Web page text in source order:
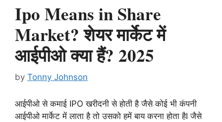
Ipo Means in Share
Market? शेयर मार्केट में
आईपीओ क्या हैं? 2025
by Tonny Johnson
आईपीओ से कमाई IPO खरीदनी से होती है जैसे कोई भी कंपनी
आईपीओ मार्केट में लाता है तो उसको हमें बाय करना होता हैI जैसे